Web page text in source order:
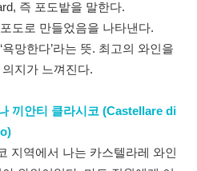
즉 포도밭을 말한다.
도로 만들었음을 나타낸다.
망한다’라는 뜻. 최고의 와인을
지가 느껴진다.
끼안티 클라시코 (Castellare di
지역에서 나는 카스텔라레 와인